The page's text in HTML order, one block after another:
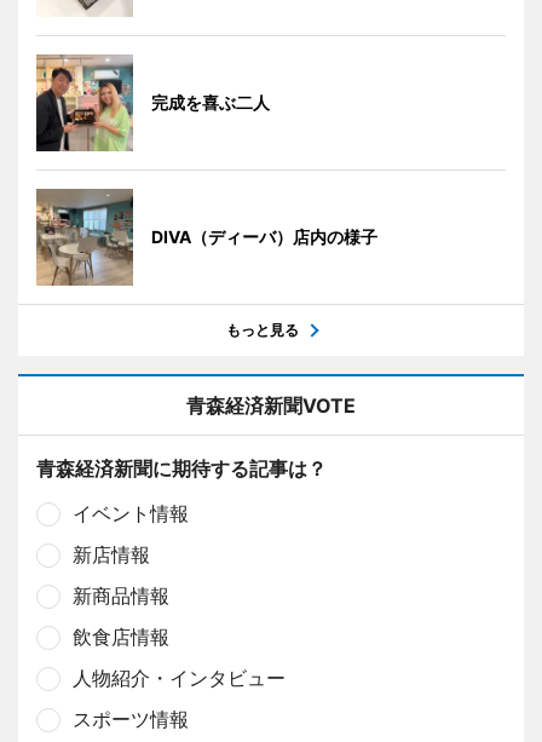
完成を喜ぶ二人
DIVA（ディーバ）店内の様子
もっと見る
青森経済新聞VOTE
青森経済新聞に期待する記事は？
イベント情報
新店情報
新商品情報
飲食店情報
人物紹介・インタビュー
スポーツ情報